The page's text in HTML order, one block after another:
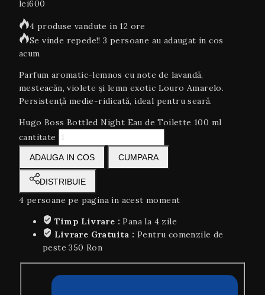
lei600
4 produse vandute in 12 ore
Se vinde repede!! 3 persoane au adaugat in cos
acum
Parfum aromatic-lemnos cu note de lavandă,
mesteacăn, violete și lemn exotic Louro Amarelo.
Persistență medie-ridicată, ideal pentru seară.
Hugo Boss Bottled Night Eau de Toilette 100 ml
cantitate
ADAUGA IN COS CUMPARA
DISTRIBUIE
4 persoane pe pagina in acest moment
Timp Livrare :Pana la 4 zile
Livrare Gratuita :Pentru comenzile de
peste 350 Ron